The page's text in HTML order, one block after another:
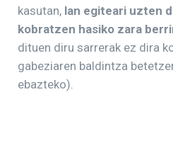
kasutan, lan egiteari uzten
kobratzen hasiko zara
dituen diru sarrerak ez dira
gabeziaren baldintza
ebazteko).